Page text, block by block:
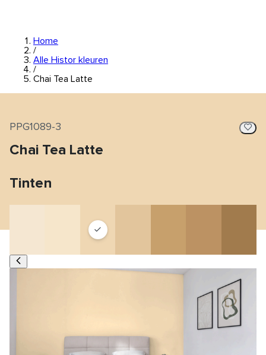
Home
/
Alle Histor kleuren
/
Chai Tea Latte
PPG1089-3
Chai Tea Latte
Tinten